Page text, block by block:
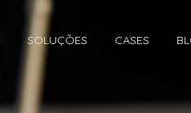
SOLUÇÕES CASES